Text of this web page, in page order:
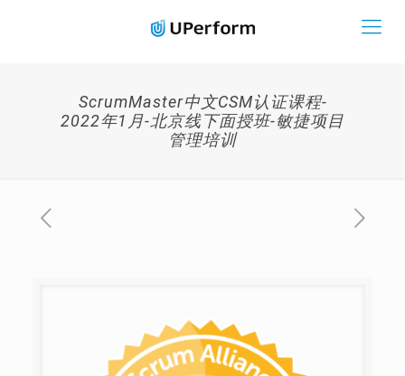
ScrumMaster中文CSM认证课程-
2022年1月-北京线下面授班-敏捷项目
管理培训